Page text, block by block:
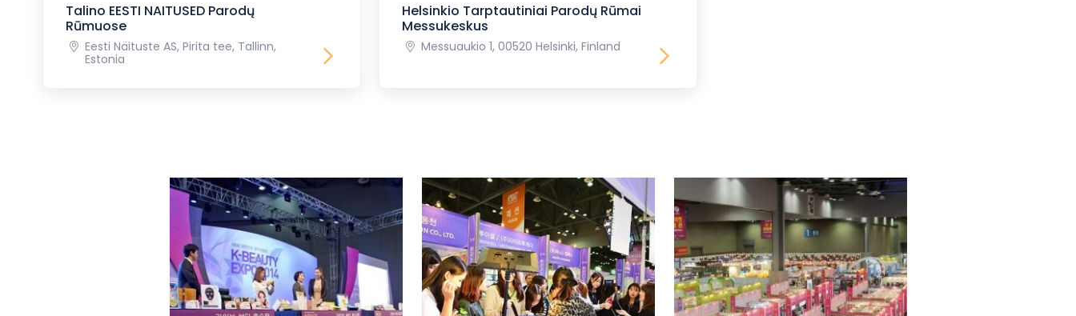
Talino EESTI NAITUSED Parodų
Rūmuose
Eesti Näituste AS, Pirita tee, Tallinn,
Estonia
Helsinkio Tarptautiniai Parodų Rūmai
Messukeskus
Messuaukio 1, 00520 Helsinki, Finland